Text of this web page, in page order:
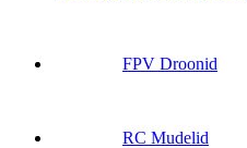
FPV Droonid
RC Mudelid